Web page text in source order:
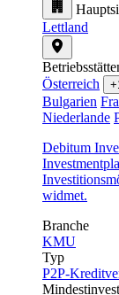
Lettland
Österreich
Bulgarien
Niederlande
Debitum
widmet.
Branche
KMU
Typ
P2P-